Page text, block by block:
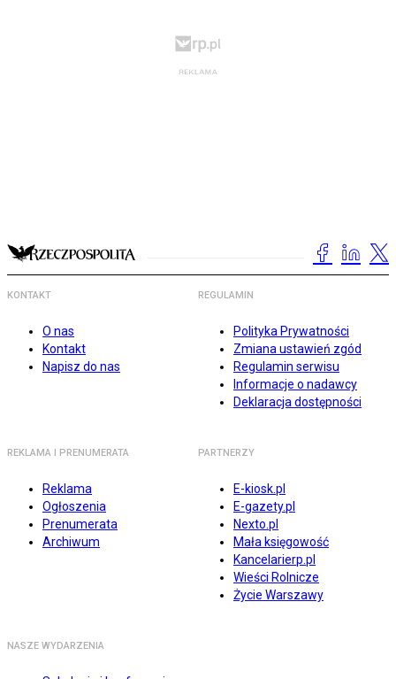
KONTAKT
O nas
Kontakt
Napisz do nas
REGULAMIN
Polityka Prywatności
Zmiana ustawień zgód
Regulamin serwisu
Informacje o nadawcy
Deklaracja dostępności
REKLAMA I PRENUMERATA
Reklama
Ogłoszenia
Prenumerata
Archiwum
PARTNERZY
E-kiosk.pl
E-gazety.pl
Nexto.pl
Mała księgowość
Kancelarierp.pl
Wieści Rolnicze
Życie Warszawy
NASZE WYDARZENIA